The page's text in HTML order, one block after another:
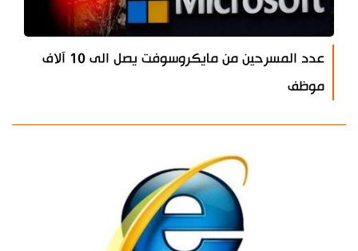
عدد المسرحين من مايكروسوفت يصل الى 10 آلاف
موظف